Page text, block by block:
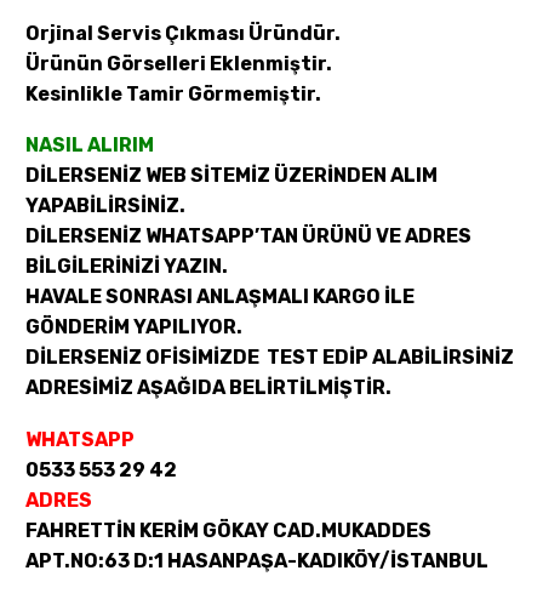
Orjinal Servis Çıkması Üründür.
Ürünün Görselleri Eklenmiştir.
Kesinlikle Tamir Görmemiştir.
NASIL ALIRIM
DİLERSENİZ WEB SİTEMİZ ÜZERİNDEN ALIM
YAPABİLİRSİNİZ.
DİLERSENİZ WHATSAPP’TAN ÜRÜNÜ VE ADRES
BİLGİLERİNİZİ YAZIN.
HAVALE SONRASI ANLAŞMALI KARGO İLE
GÖNDERİM YAPILIYOR.
DİLERSENİZ OFİSİMİZDE TEST EDİP ALABİLİRSİNİZ
ADRESİMİZ AŞAĞIDA BELİRTİLMİŞTİR.
WHATSAPP
0533 553 29 42
ADRES
FAHRETTİN KERİM GÖKAY CAD.MUKADDES
APT.NO:63 D:1 HASANPAŞA-KADIKÖY/İSTANBUL